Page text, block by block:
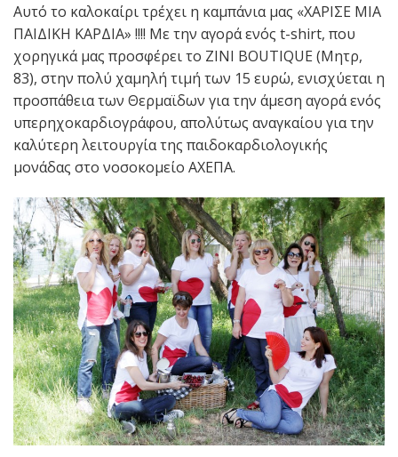
Αυτό το καλοκαίρι τρέχει η καμπάνια μας «ΧΑΡΙΣΕ ΜΙΑ
ΠΑΙΔΙΚΗ ΚΑΡΔΙΑ» !!!! Με την αγορά ενός t-shirt, που
χορηγικά μας προσφέρει το ZINI BOUTIQUE (Μητρ,
83), στην πολύ χαμηλή τιμή των 15 ευρώ, ενισχύεται η
προσπάθεια των Θερμαϊδων για την άμεση αγορά ενός
υπερηχοκαρδιογράφου, απολύτως αναγκαίου για την
καλύτερη λειτουργία της παιδοκαρδιολογικής
μονάδας στο νοσοκομείο ΑΧΕΠΑ.